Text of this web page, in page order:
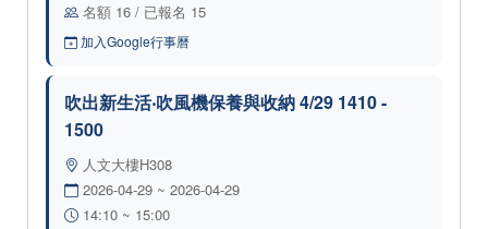
名額 16 / 已報名 15
加入Google行事曆
吹出新生活‧吹風機保養與收納 4/29 1410 -
1500
人文大樓H308
2026-04-29 ~ 2026-04-29
14:10 ~ 15:00